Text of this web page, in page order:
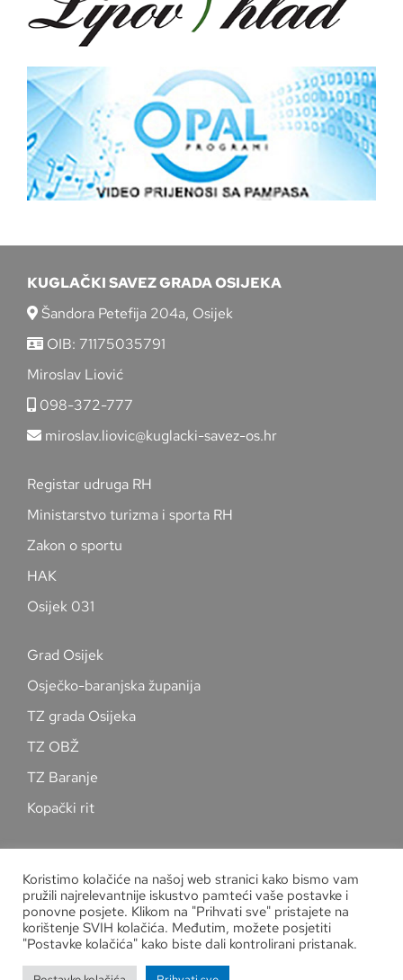
KUGLAČKI SAVEZ GRADA OSIJEKA
Šandora Petefija 204a, Osijek
OIB: 71175035791
Miroslav Liović
098-372-777
miroslav.liovic@kuglacki-savez-os.hr
Registar udruga RH
Ministarstvo turizma i sporta RH
Zakon o sportu
HAK
Osijek 031
Grad Osijek
Osječko-baranjska županija
TZ grada Osijeka
TZ OBŽ
TZ Baranje
Kopački rit
Zaštita osobnih podataka
Koristimo kolačiće na našoj web stranici kako bismo vam
pružili najrelevantnije iskustvo pamteći vaše postavke i
ponovne posjete. Klikom na "Prihvati sve" pristajete na
korištenje SVIH kolačića. Međutim, možete posjetiti
"Postavke kolačića" kako biste dali kontrolirani pristanak.